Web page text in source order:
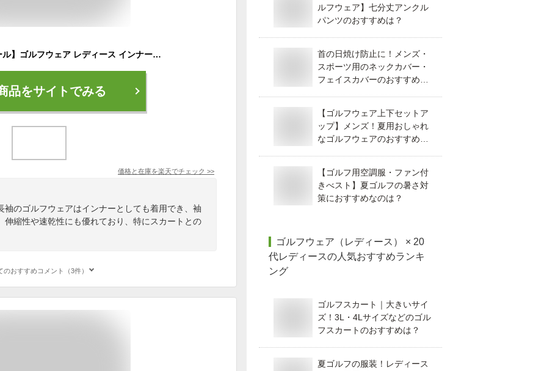
【在庫売り尽くしセール】ゴルフウェア レディース インナー 長袖 ゴルフインナー LADYS おしゃれ ゴルフ テニス スポーツウエア トップス 春 秋 冬 プレゼント ギフト
品をサイトでみる
価格と在庫を楽天でチェック >>
袖のゴルフウェアはインナーとしても着用でき、袖
伸縮性や速乾性にも優れており、特にスカートとの
のおすすめコメント（3件）
ルフウェア】七分丈アンクル
パンツのおすすめは？
首の日焼け防止に！メンズ・
スポーツ用のネックカバー・
フェイスカバーのおすすめ
【ゴルフウェア上下セットア
ップ】メンズ！夏用おしゃれ
なゴルフウェアのおすすめ
【ゴルフ用空調服・ファン付
きべスト】夏ゴルフの暑さ対
策におすすめなのは？
ゴルフウェア（レディース） × 20
代レディースの人気おすすめランキ
ング
ゴルフスカート｜大きいサイ
ズ！3L・4Lサイズなどのゴル
フスカートのおすすめは？
夏ゴルフの服装！レディース